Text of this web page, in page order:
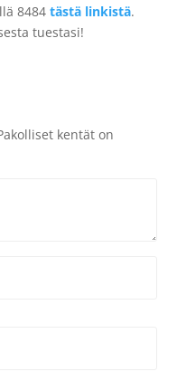
8484tästä linkistä.
tuestasi!
kentät on